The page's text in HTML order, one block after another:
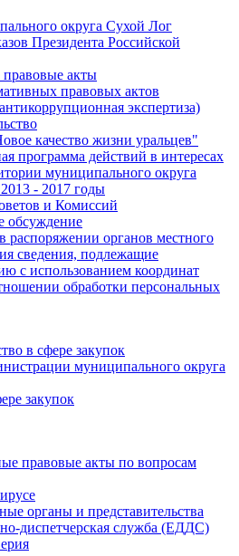
округа Сухой Лог
Президента Российской
акты
правовых актов
экспертиза)
качество жизни уральцев"
программа действий в интересах
муниципального округа
- 2017 годы
и Комиссий
обсуждение
распоряжении органов местного
сведения, подлежащие
с использованием координат
обработки персональных
в сфере закупок
муниципального округа
закупок
правовые акты по вопросам
органы и представительства
диспетчерская служба (ЕДДС)